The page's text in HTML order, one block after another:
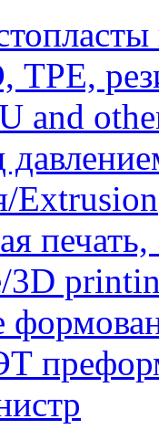
and
Extrusion
3D